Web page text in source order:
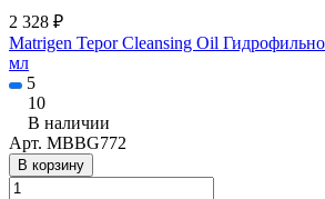
2 328 ₽
Matrigen Tepor Cleansing Oil
мл
5
10
В наличии
Арт. MBBG772
В корзину